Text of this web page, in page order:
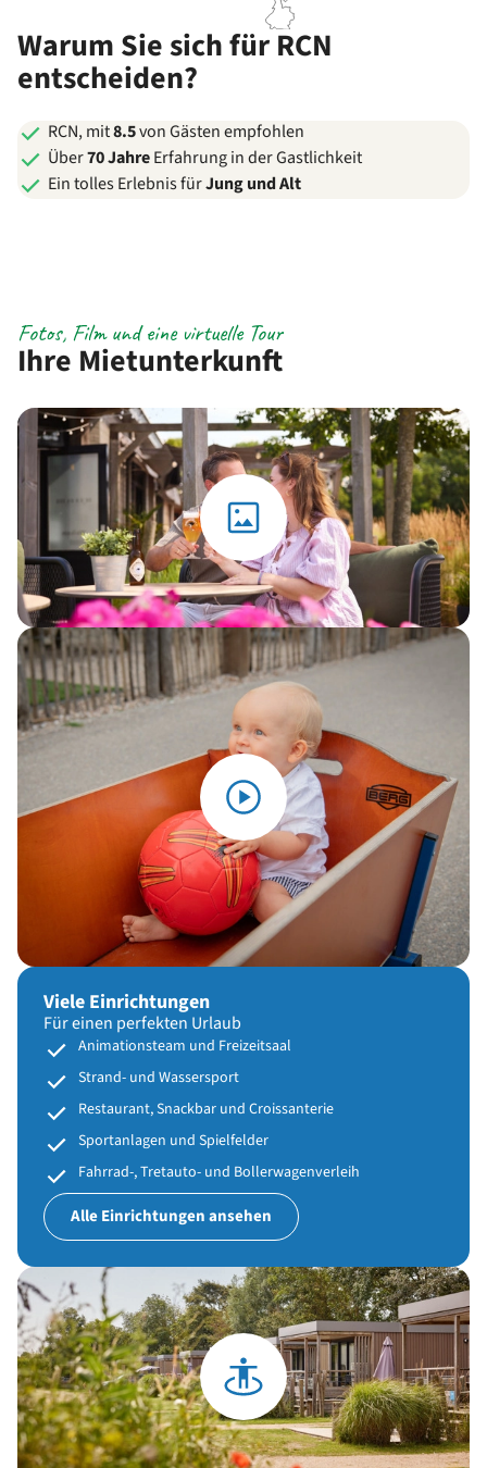
Warum Sie sich für RCN
entscheiden?
RCN, mit8.5von Gästen empfohlen
Über70 JahreErfahrung in der Gastlichkeit
Ein tolles Erlebnis fürJung und Alt
Ihre Mietunterkunft
Fotos, Film und eine virtuelle Tour
Viele Einrichtungen
Für einen perfekten Urlaub
Animationsteam und Freizeitsaal
Strand- und Wassersport
Restaurant, Snackbar und Croissanterie
Sportanlagen und Spielfelder
Fahrrad-, Tretauto- und Bollerwagenverleih
Alle Einrichtungen ansehen